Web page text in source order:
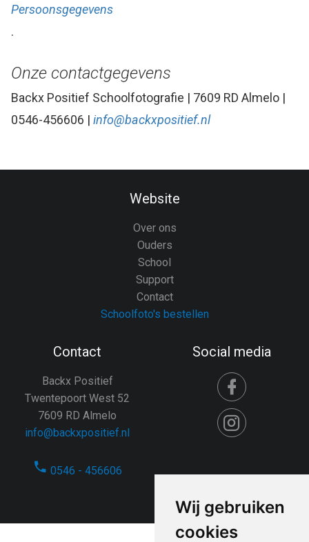
Wij gebruiken
cookies
Persoonsgegevens
.
Onze contactgegevens
Backx Positief Schoolfotografie | 7609 RD Almelo |
0546-456606 | info@backxpositief.nl
Website
Over ons
Ouders
School
Support
Contact
Schoolfoto's bestellen
Contact
Backx Positief
Twentepoort West 52
7609 RD Almelo
info@backxpositief.nl
0546 - 456606
Social media